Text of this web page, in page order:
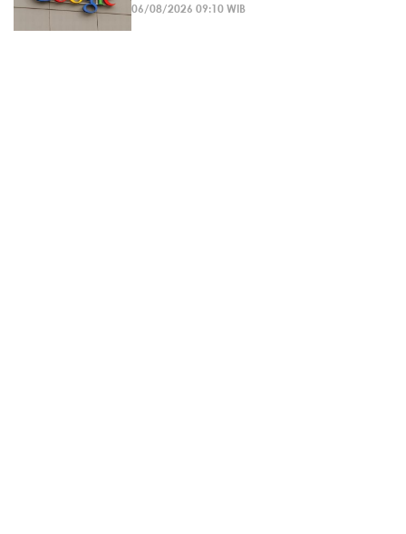
06/08/2026 09:10 WIB